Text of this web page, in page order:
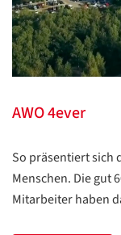
AWO 4ever
So präsentiert sich
Menschen. Die gut
Mitarbeiter haben